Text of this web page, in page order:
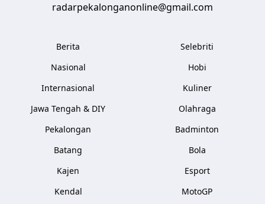
radarpekalonganonline@gmail.com
Berita
Nasional
Internasional
Jawa Tengah & DIY
Pekalongan
Batang
Kajen
Kendal
Selebriti
Hobi
Kuliner
Olahraga
Badminton
Bola
Esport
MotoGP